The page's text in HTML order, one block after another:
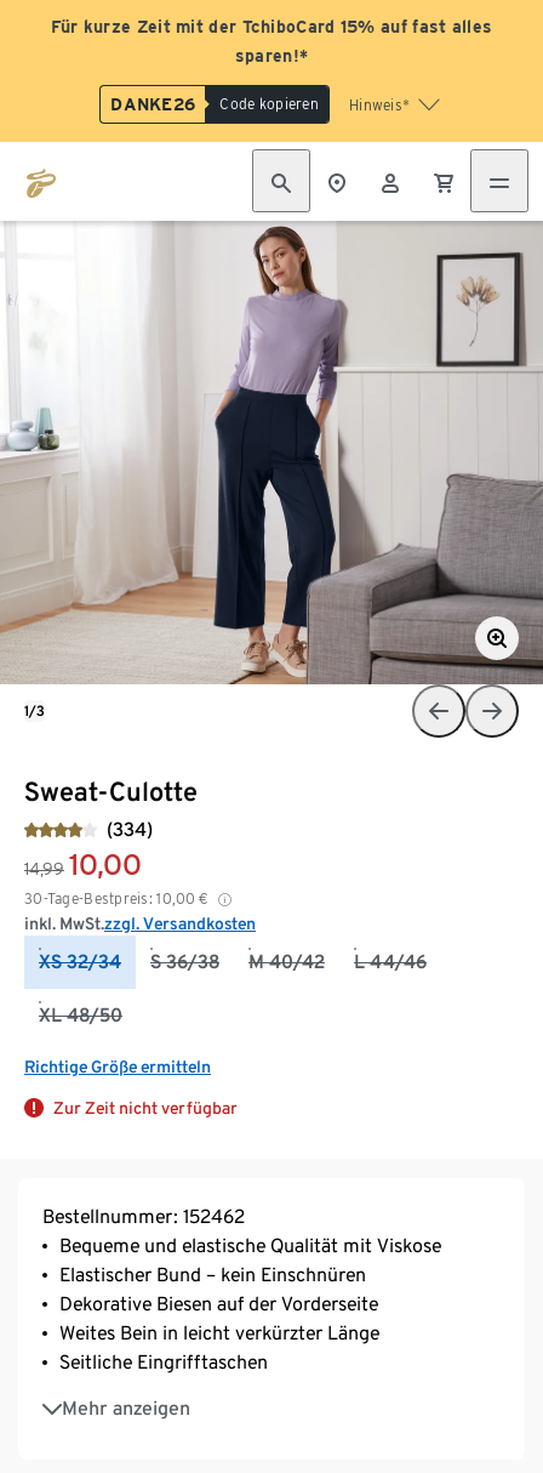
Für kurze Zeit mit der TchiboCard 15% auf fast alles
sparen!*
DANKE26 Code kopieren Hinweis*
Sweat-Culotte
(334)
14,99 10,00
30-Tage-Bestpreis: 10,00 €
inkl. MwSt.zzgl. Versandkosten
XS 32/34 S 36/38 M 40/42 L 44/46
XL 48/50
Richtige Größe ermitteln
Zur Zeit nicht verfügbar
1/3
Bestellnummer: 152462
Bequeme und elastische Qualität mit Viskose
Elastischer Bund – kein Einschnüren
Dekorative Biesen auf der Vorderseite
Weites Bein in leicht verkürzter Länge
Seitliche Eingrifftaschen
Mehr anzeigen
Mit Elasthan: formbeständig, perfekter Sitz, hoher
Tragekomfort